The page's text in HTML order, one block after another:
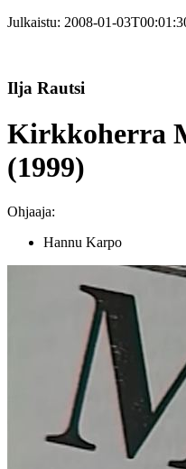
Julkaistu: 2008-01-
Ilja Rautsi
Kirkkoherra
(1999)
Ohjaaja:
Hannu Karpo